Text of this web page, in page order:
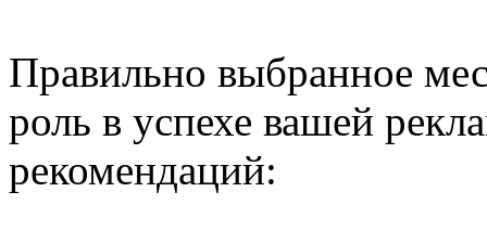
Правильно выбранное
роль в успехе вашей
рекомендаций: